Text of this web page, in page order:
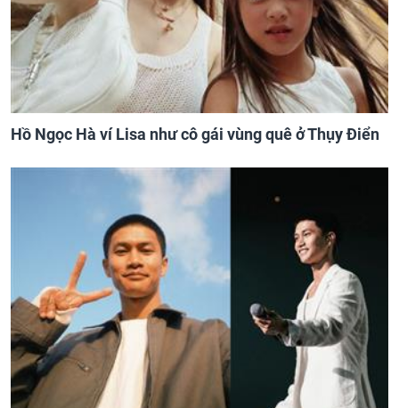
Hồ Ngọc Hà ví Lisa như cô gái vùng quê ở Thụy Điển